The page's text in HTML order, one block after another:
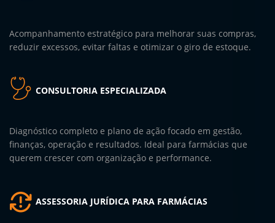
Acompanhamento estratégico para melhorar suas compras,
reduzir excessos, evitar faltas e otimizar o giro de estoque.
CONSULTORIA ESPECIALIZADA
Diagnóstico completo e plano de ação focado em gestão,
finanças, operação e resultados. Ideal para farmácias que
querem crescer com organização e performance.
ASSESSORIA JURÍDICA PARA FARMÁCIAS